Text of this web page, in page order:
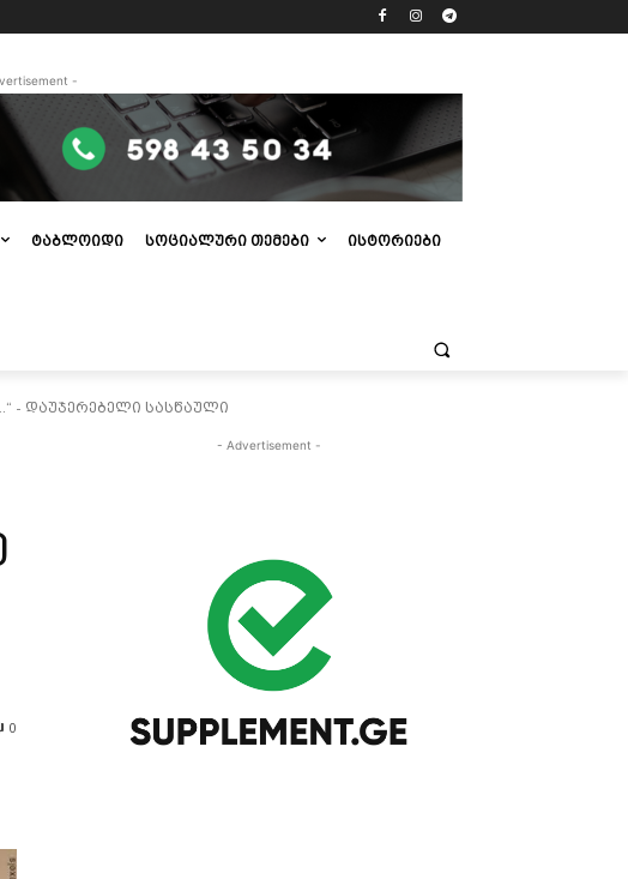
-
ᲢᲐᲑᲚᲝᲘᲓᲘ ᲡᲝᲪᲘᲐᲚᲣᲠᲘ ᲗᲔᲛᲔᲑᲘ ᲘᲡᲢᲝᲠᲘᲔᲑᲘ
- დაუჯერებელი სასწაული
0
- Advertisement -